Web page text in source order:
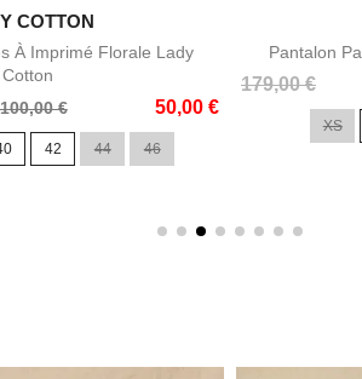
rapide
COTTON
À Imprimé Florale Lady
Cotton
100,00 € 50,00 €
42 44 46
Pantalon
179,00 €
Prix
Prix
XS